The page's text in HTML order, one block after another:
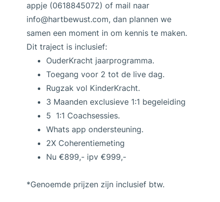
appje (0618845072) of mail naar
info@hartbewust.com, dan plannen we
samen een moment in om kennis te maken.
Dit traject is inclusief:
OuderKracht jaarprogramma.
Toegang voor 2 tot de live dag.
Rugzak vol KinderKracht.
3 Maanden exclusieve 1:1 begeleiding
5 1:1 Coachsessies.
Whats app ondersteuning.
2X Coherentiemeting
Nu €899,-ipv €999,-
*Genoemde prijzen zijn inclusief btw.